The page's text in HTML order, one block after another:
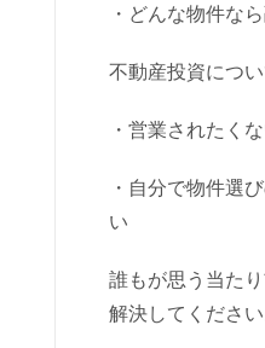
・どんな物件な
不動産投資につ
・営業されたく
・自分で物件選
い
誰もが思う当た
解決してください